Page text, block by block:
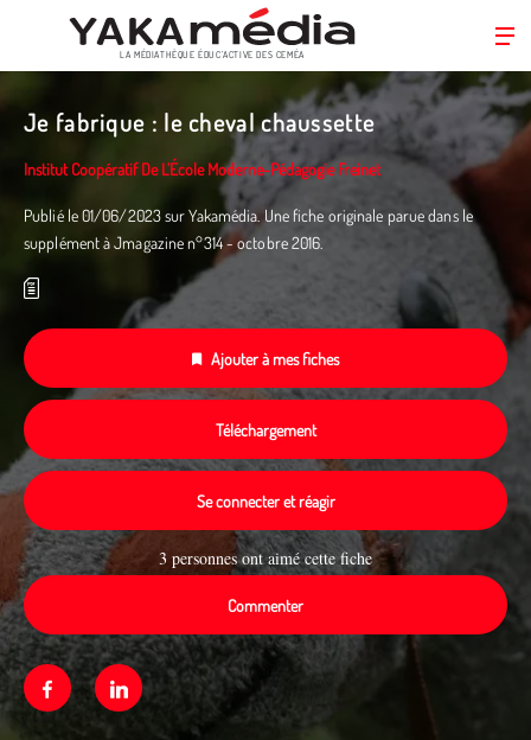
principal
LA MÉDIATHÈQUE ÉDUC’ACTIVE DES CEMÉA
Je fabrique : le cheval chaussette
Institut Coopératif De L’École Moderne-Pédagogie Freinet
Publié le 01/06/2023 sur Yakamédia. Une fiche originale parue dans le
supplément à Jmagazine n°314 - octobre 2016.
Ajouter à mes fiches
Téléchargement
Se connecter et réagir
3 personnes ont aimé cette fiche
Commenter
FacebookLinkedin